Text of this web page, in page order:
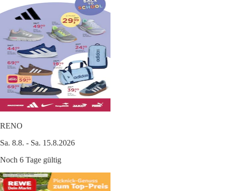
RENO
Sa. 8.8. - Sa. 15.8.2026
Noch 6 Tage gültig